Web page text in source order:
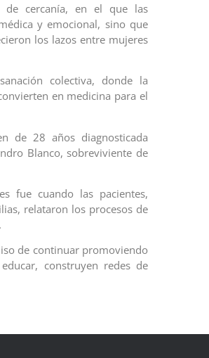
de cercanía, en el que las
y emocional, sino que
los lazos entre mujeres
colectiva, donde la
en medicina para el
de 28 años diagnosticada
Blanco, sobreviviente de
fue cuando las pacientes,
relataron los procesos de
de continuar promoviendo
construyen redes de